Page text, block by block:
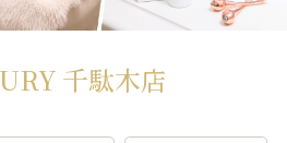
千駄木店